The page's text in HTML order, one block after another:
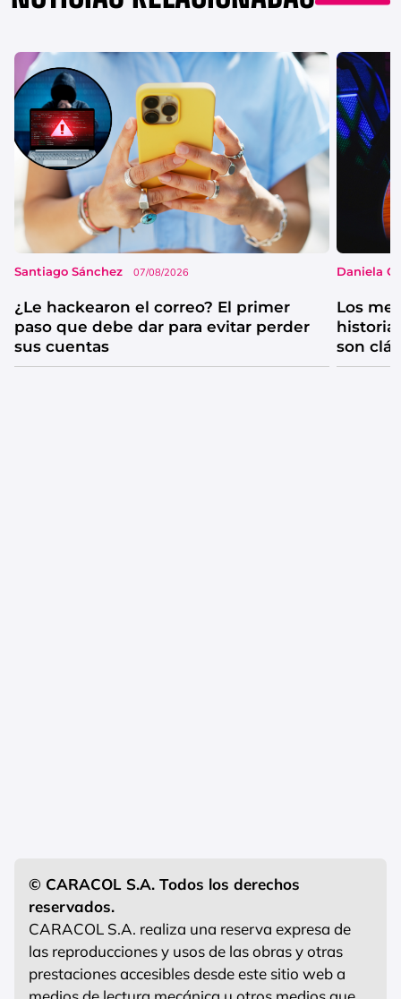
Santiago Sánchez 07/08/2026
¿Le hackearon el correo? El primer
paso que debe dar para evitar perder
sus cuentas
Daniela
Los
historia
son
© CARACOL S.A. Todos los derechos
reservados.
CARACOL S.A. realiza una reserva expresa de
las reproducciones y usos de las obras y otras
prestaciones accesibles desde este sitio web a